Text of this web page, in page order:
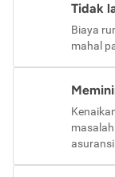
Tidak
Biaya
mahal
asuransi.